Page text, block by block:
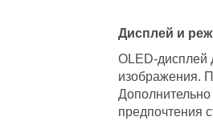
Дисплей и
OLED-дисплей
изображения.
Дополнительно
предпочтения